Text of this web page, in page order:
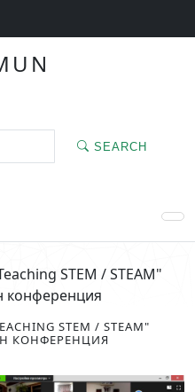
SEARCH
STEM / STEAM"
конференция
STEM / STEAM"
КОНФЕРЕНЦИЯ